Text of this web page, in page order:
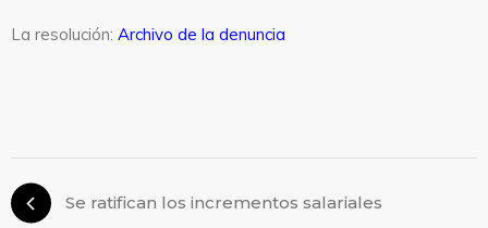
La resolución: Archivo de la denuncia
Se ratifican los incrementos salariales